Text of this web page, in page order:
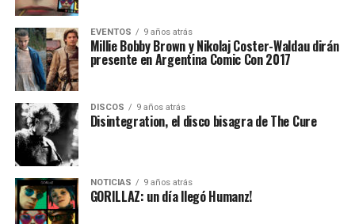
EVENTOS 9 años atrás
Millie Bobby Brown y Nikolaj Coster-Waldau dirán
presente en Argentina Comic Con 2017
DISCOS 9 años atrás
Disintegration, el disco bisagra de The Cure
NOTICIAS 9 años atrás
GORILLAZ: un día llegó Humanz!